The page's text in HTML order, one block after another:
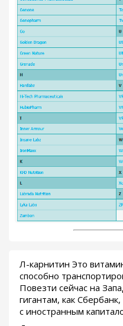
Л-карнитин Это
способно
Повезти сейчас на
гигантам, как
с иностранным